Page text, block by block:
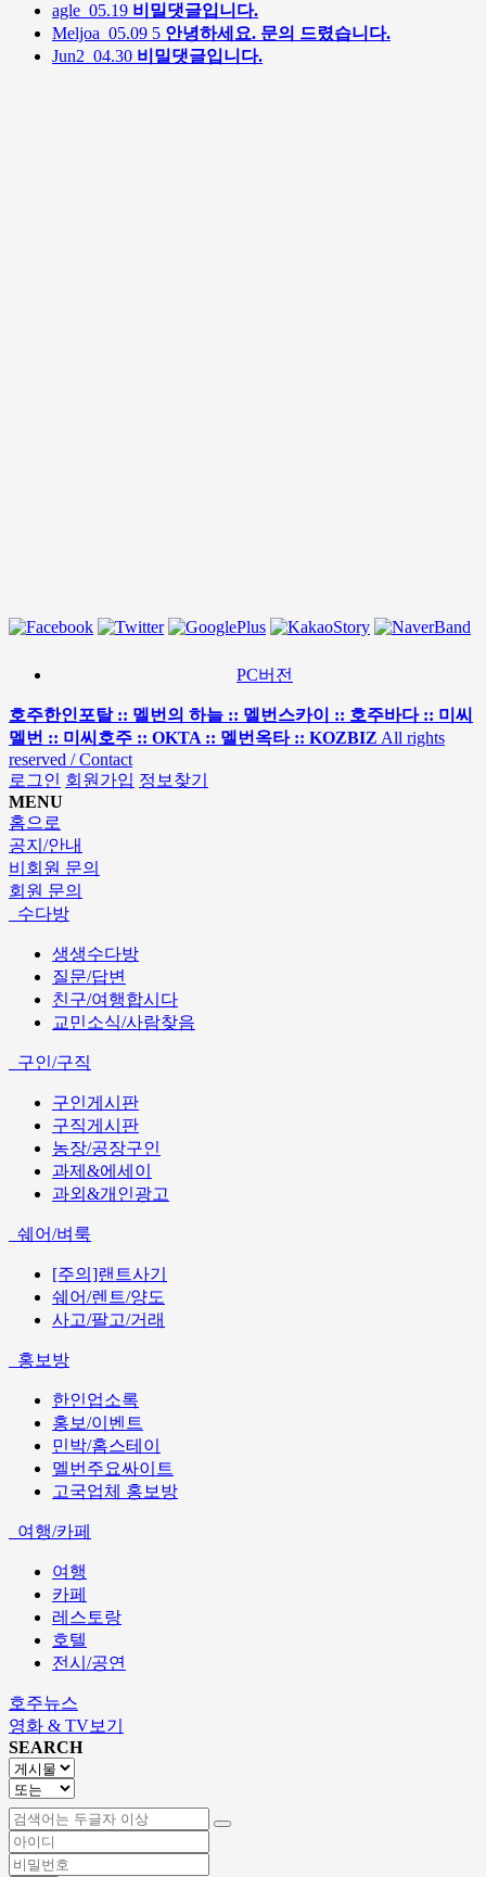
agle 05.19 비밀댓글입니다.
Meljoa 05.09 5 안녕하세요. 문의 드렸습니다.
Jun2 04.30 비밀댓글입니다.
PC버전
호주한인포탈 :: 멜번의 하늘 :: 멜번스카이 :: 호주바다 :: 미씨
멜번 :: 미씨호주 :: OKTA :: 멜번옥타 :: KOZBIZ All rights
reserved / Contact
로그인 회원가입 정보찾기
MENU
홈으로
공지/안내
비회원 문의
회원 문의
수다방
생생수다방
질문/답변
친구/여행합시다
교민소식/사람찾음
구인/구직
구인게시판
구직게시판
농장/공장구인
과제&에세이
과외&개인광고
쉐어/벼룩
[주의]랜트사기
쉐어/렌트/양도
사고/팔고/거래
홍보방
한인업소록
홍보/이벤트
민박/홈스테이
멜번주요싸이트
고국업체 홍보방
여행/카페
여행
카페
레스토랑
호텔
전시/공연
호주뉴스
영화 & TV보기
SEARCH